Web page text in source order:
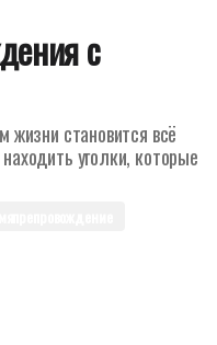
с
жизни становится всё
уголки, которые